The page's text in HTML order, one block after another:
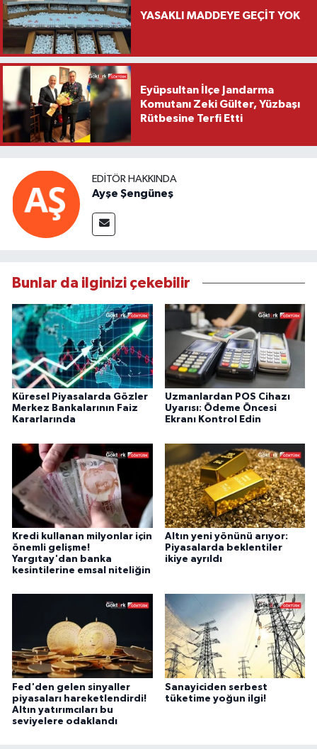
YASAKLI MADDEYE GEÇİT YOK
Eyüpsultan İlçe Jandarma
Komutanı Zeki Gülter, Yüzbaşı
Rütbesine Terfi Etti
EDITÖR HAKKINDA
Ayşe Şengüneş
Bunlar da ilginizi çekebilir
Küresel Piyasalarda Gözler
Merkez Bankalarının Faiz
Kararlarında
Uzmanlardan POS Cihazı
Uyarısı: Ödeme Öncesi
Ekranı Kontrol Edin
Kredi kullanan milyonlar için
önemli gelişme!
Yargıtay'dan banka
kesintilerine emsal niteliğin
Altın yeni yönünü arıyor:
Piyasalarda beklentiler
ikiye ayrıldı
Fed'den gelen sinyaller
piyasaları hareketlendirdi!
Altın yatırımcıları bu
seviyelere odaklandı
Sanayiciden serbest
tüketime yoğun ilgi!